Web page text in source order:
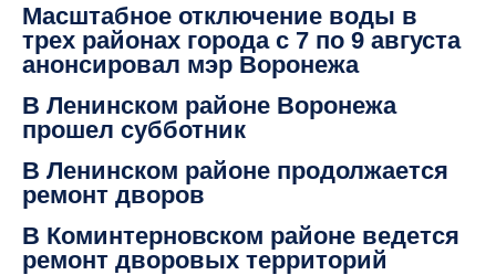
Масштабное отключение воды в
трех районах города с 7 по 9 августа
анонсировал мэр Воронежа
В Ленинском районе Воронежа
прошел субботник
В Ленинском районе продолжается
ремонт дворов
В Коминтерновском районе ведется
ремонт дворовых территорий